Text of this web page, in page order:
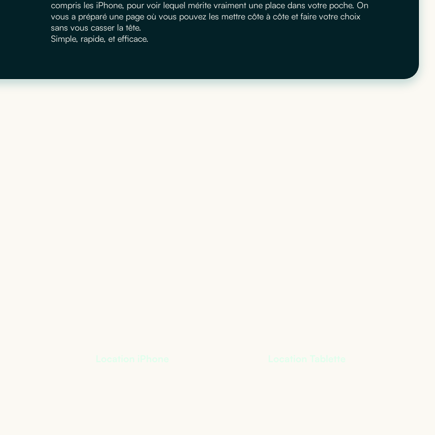
compris les iPhone, pour voir lequel mérite vraiment une place dans votre poche. On
vous a préparé une page où vous pouvez les mettre côte à côte et faire votre choix
sans vous casser la tête.
Simple, rapide, et efficace.
Location iPhone Location Tablette